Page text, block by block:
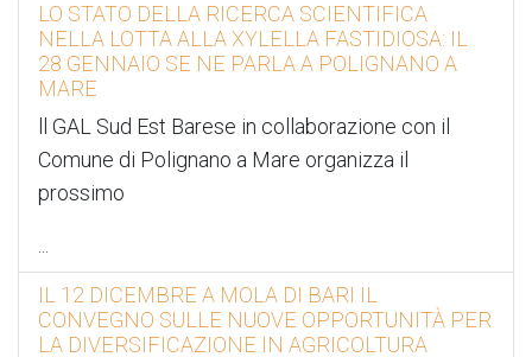
LO STATO DELLA RICERCA SCIENTIFICA
NELLA LOTTA ALLA XYLELLA FASTIDIOSA: IL
28 GENNAIO SE NE PARLA A POLIGNANO A
MARE
ll GAL Sud Est Barese in collaborazione con il
Comune di Polignano a Mare organizza il
prossimo
...
IL 12 DICEMBRE A MOLA DI BARI IL
CONVEGNO SULLE NUOVE OPPORTUNITÀ PER
LA DIVERSIFICAZIONE IN AGRICOLTURA